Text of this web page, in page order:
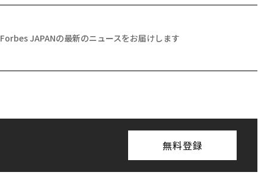
Forbes JAPANの最新のニュースをお届けします
無料登録